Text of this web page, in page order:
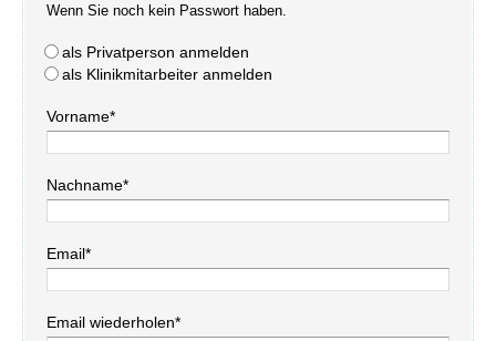
Wenn Sie noch kein Passwort haben.
als Privatperson anmelden
als Klinikmitarbeiter anmelden
Vorname*
Nachname*
Email*
Email wiederholen*